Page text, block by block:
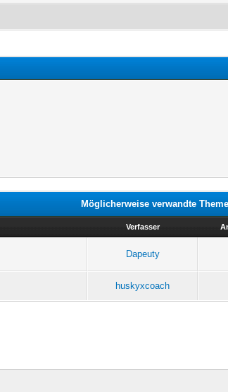
Möglicherweise verwandte
Verfasser
Dapeuty
huskyxcoach